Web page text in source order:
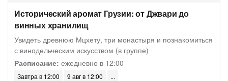
Исторический аромат Грузии: от Джвари до
винных хранилищ
Увидеть древнюю Мцхету, три монастыря и познакомиться
с винодельческим искусством (в группе)
Расписание: ежедневно в 12:00
Завтра в 12:00 9 авг в 12:00